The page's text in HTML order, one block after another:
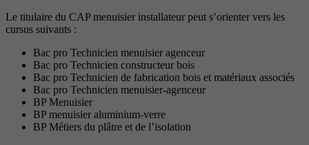
Le titulaire du CAP menuisier installateur peut s’orienter vers les
cursus suivants :
Bac pro Technicien menuisier agenceur
Bac pro Technicien constructeur bois
Bac pro Technicien de fabrication bois et matériaux associés
Bac pro Technicien menuisier-agenceur
BP Menuisier
BP menuisier aluminium-verre
BP Métiers du plâtre et de l’isolation